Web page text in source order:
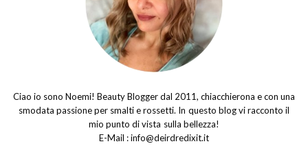
Ciao io sono Noemi! Beauty Blogger dal 2011, chiacchierona e con una
smodata passione per smalti e rossetti. In questo blog vi racconto il
mio punto di vista sulla bellezza!
E-Mail :info@deirdredixit.it